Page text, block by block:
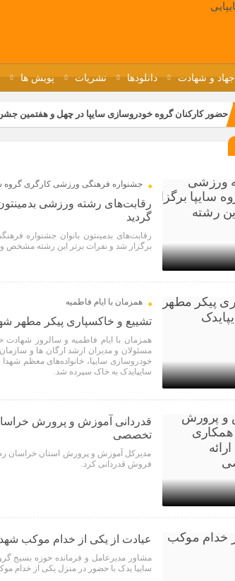
جهاد و شهادت دانلودها نشریات پویش ها
حضور کارکنان گروه خودروسازی سایپا در چهل و هفتمین
مراسم گرامیداشت سالروز آزادسازی خرمشهر در نمازخانه
جشنواره فرهنگی ورزشی کارگری گروه
رقابت‌های رشته ورزشی
گردید
رقابت‌های بدمینتون بانوان جشنواره
برگزار شد و نفرات برتر این رشته مشخص
همزمان با ایام فاطمیه
تشییع و خاکسپاری پیکر مطهر
همزمان با ایام فاطمیه و سالروز
مسئولان و مدیران ارشد ارگان ها و
سایپایدک به خاک سپرده شد.
قدردانی آموزش و پرورش
تخصصی
مدیرکل آموزش و پرورش استان خراسان
فروش قدردانی کرد.
عیادت از یکی از خدام موکب
مشاور مدیرعامل و فرمانده حوزه بسیج
سایپا یدک با حضور در منزل یکی از خدام موکب شهدای سایپا در عمود